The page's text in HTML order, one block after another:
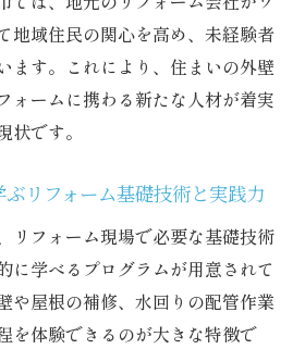
地域住民の関心を高め、未経験者
ます。これにより、住まいの外壁
ォームに携わる新たな人材が着実
状です。
リフォーム基礎技術と実践力
リフォーム現場で必要な基礎技術
に学べるプログラムが用意されて
や屋根の補修、水回りの配管作業
を体験できるのが大きな特徴で